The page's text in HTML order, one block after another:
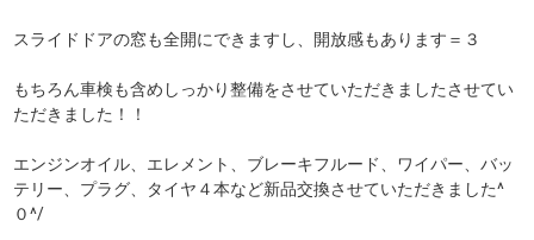
スライドドアの窓も全開にできますし、開放感もあります＝３
もちろん車検も含めしっかり整備をさせていただきましたさせてい
ただきました！！
エンジンオイル、エレメント、ブレーキフルード、ワイパー、バッ
テリー、プラグ、タイヤ４本など新品交換させていただきました^
０^/